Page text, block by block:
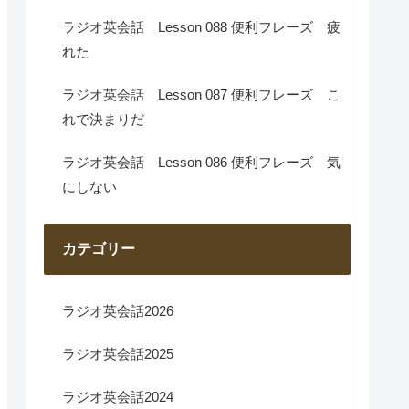
ラジオ英会話 Lesson 088 便利フレーズ 疲
れた
ラジオ英会話 Lesson 087 便利フレーズ こ
れで決まりだ
ラジオ英会話 Lesson 086 便利フレーズ 気
にしない
カテゴリー
ラジオ英会話2026
ラジオ英会話2025
ラジオ英会話2024